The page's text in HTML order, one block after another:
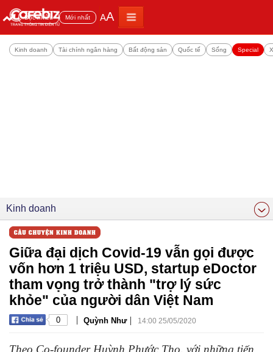
Đọc nhiều Mới nhất AA
Kinh doanh Tài chính ngân hàng Bất động sản Quốc tế Sống Special
Kinh doanh
Giữa đại dịch Covid-19 vẫn gọi được
vốn hơn 1 triệu USD, startup eDoctor
tham vọng trở thành "trợ lý sức
khỏe" của người dân Việt Nam
0 | Quỳnh Như | 14:00 25/05/2020
Theo Co-founder Huỳnh Phước Thọ, với những tiến